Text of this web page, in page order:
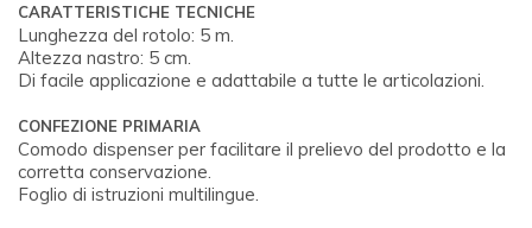
CARATTERISTICHE TECNICHE
Lunghezza del rotolo: 5 m.
Altezza nastro: 5 cm.
Di facile applicazione e adattabile a tutte le articolazioni.
CONFEZIONE PRIMARIA
Comodo dispenser per facilitare il prelievo del prodotto e la
corretta conservazione.
Foglio di istruzioni multilingue.